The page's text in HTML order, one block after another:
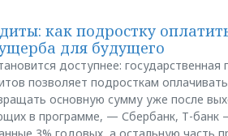
как подростку
для будущего
доступнее: государственная
позволяет подросткам
основную сумму уже после
в программе, — Сбербанк, Т-
3% годовых, а остальную часть